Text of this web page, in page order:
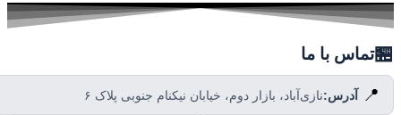
تماس با ما
📍 آدرس:نازی‌آباد، بازار دوم، خیابان نیکنام جنوبی پلاک ۶